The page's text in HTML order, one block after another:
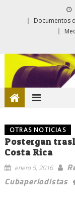
Documentos
OTRAS NOTICIAS
Postergan
Costa Rica
enero 5, 2016
Cubaperiodistas